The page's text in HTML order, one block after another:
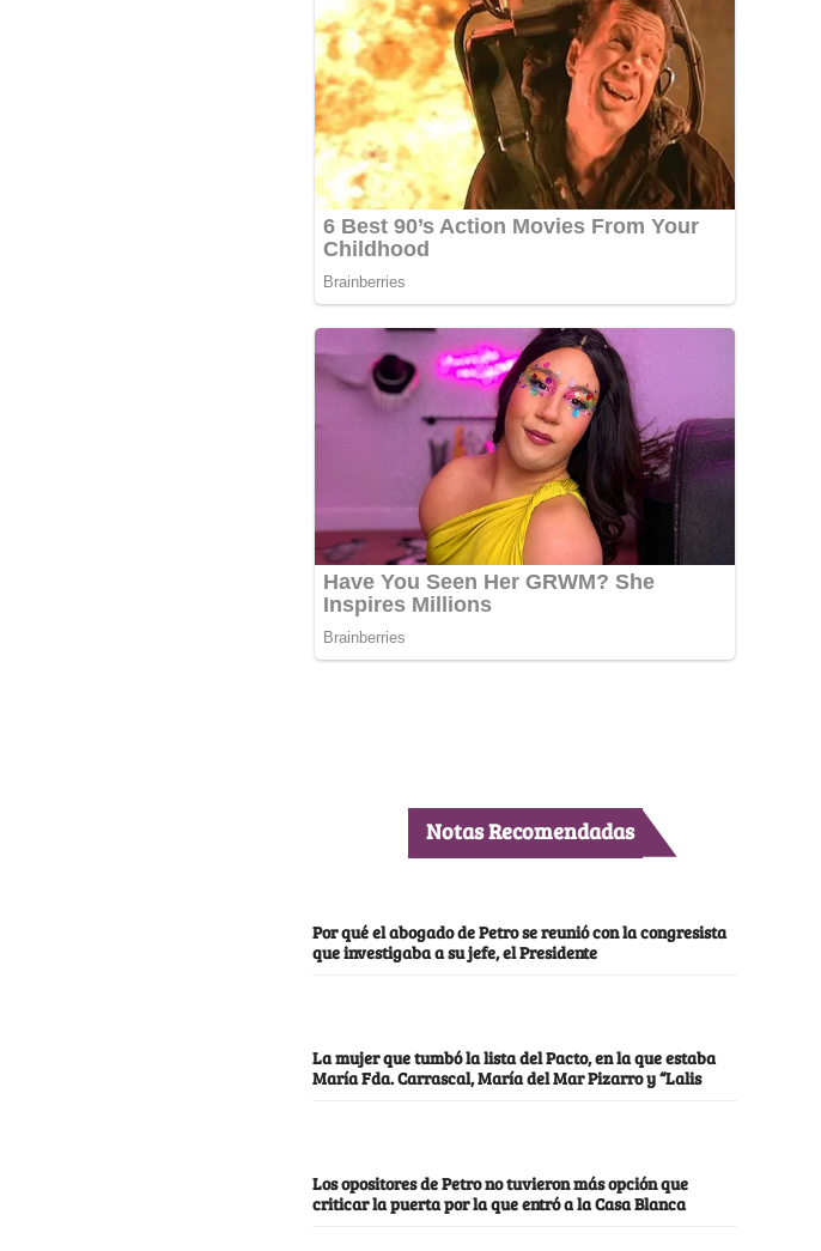
Notas Recomendadas
Por qué el abogado de Petro se reunió con la congresista
que investigaba a su jefe, el Presidente
La mujer que tumbó la lista del Pacto, en la que estaba
María Fda. Carrascal, María del Mar Pizarro y “Lalis
Los opositores de Petro no tuvieron más opción que
criticar la puerta por la que entró a la Casa Blanca